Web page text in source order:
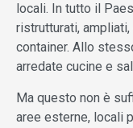
locali. In tutto il
ristrutturati,
container. Allo
arredate cucine e
Ma questo non è
aree esterne, locali